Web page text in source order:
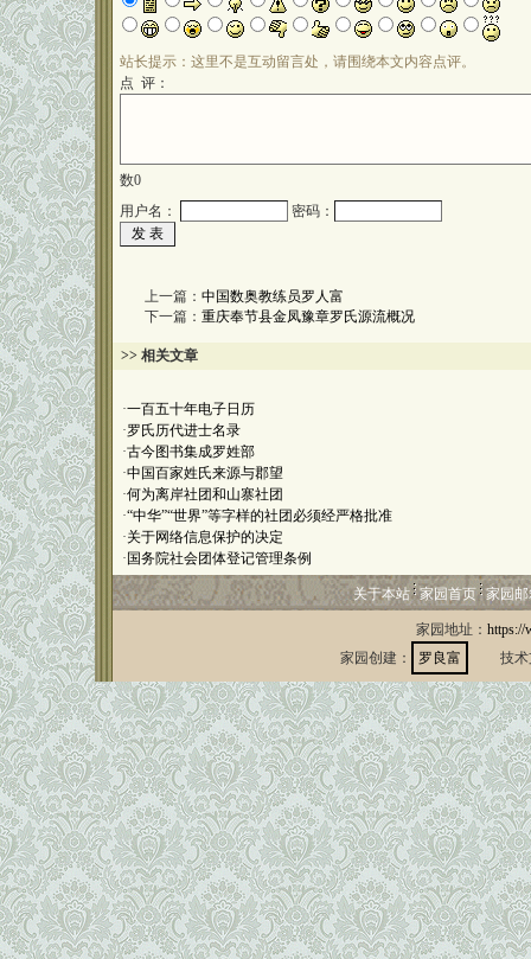
站长提示：这里不是互动留言处，请围绕本文内容点评。
点 评：
数0
用户名：
密码：
上一篇： 中国数奥教练员罗人富
下一篇： 重庆奉节县金凤豫章罗氏源流概况
>> 相关文章
·一百五十年电子日历
·罗氏历代进士名录
·古今图书集成罗姓部
·中国百家姓氏来源与郡望
·何为离岸社团和山寨社团
·“中华”“世界”等字样的社团必须经严格批准
·关于网络信息保护的决定
· 国务院社会团体登记管理条例
关于本站 家园首页 家园
家园地址： https://
家园创建：
罗良富 技术